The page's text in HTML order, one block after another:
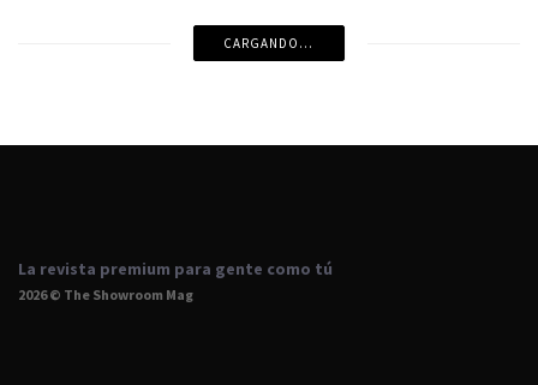
CARGANDO...
La revista premium para gente como tú
2026 © The Showroom Mag